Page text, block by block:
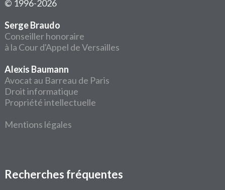
© 1996-2026
Serge Braudo
Conseiller honoraire
à la Cour d'Appel de Versailles
Alexis Baumann
Avocat au Barreau de Paris
Droit informatique
Propriété intellectuelle
Mentions légales
Recherches fréquentes